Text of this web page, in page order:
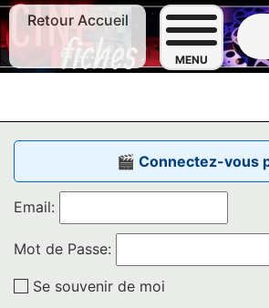
Retour Accueil
MENU
🎬 Connectez-vous
Email:
Mot de Passe:
Se souvenir de moi